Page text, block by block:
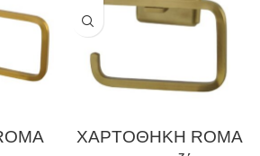
ΧΑΡΤΟΘΗΚΗ ROMA